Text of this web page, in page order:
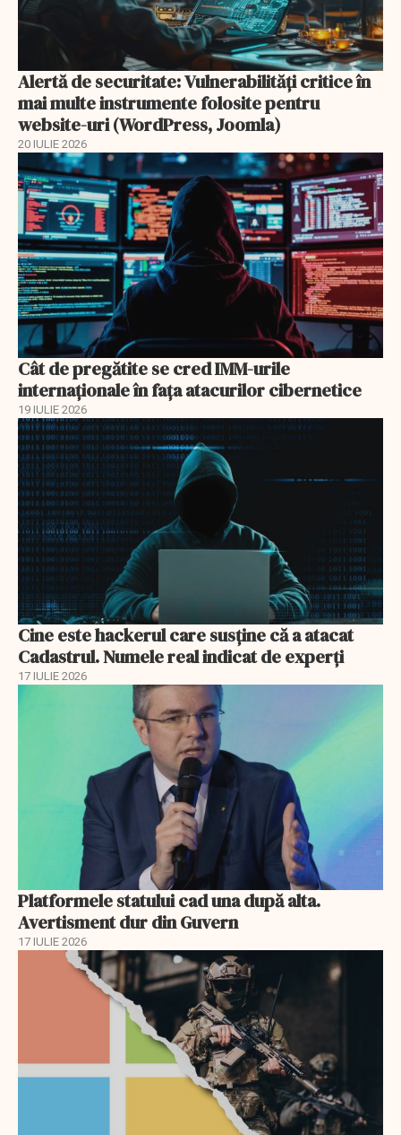
Alertă de securitate: Vulnerabilități critice în
mai multe instrumente folosite pentru
website-uri (WordPress, Joomla)
20 IULIE 2026
Cât de pregătite se cred IMM-urile
internaționale în fața atacurilor cibernetice
19 IULIE 2026
Cine este hackerul care susține că a atacat
Cadastrul. Numele real indicat de experți
17 IULIE 2026
Platformele statului cad una după alta.
Avertisment dur din Guvern
17 IULIE 2026